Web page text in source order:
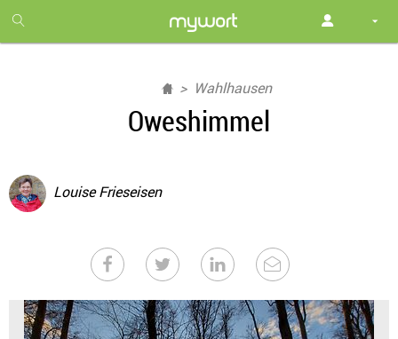
month
free
Wahlhausen
Oweshimmel
Louise Frieseisen